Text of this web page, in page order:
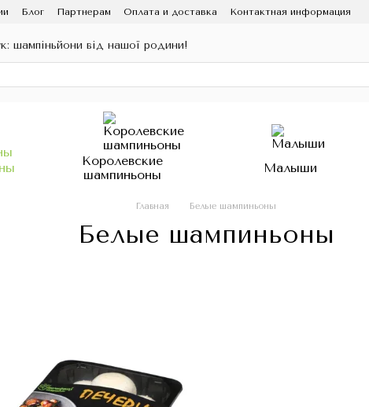
Блог Партнерам Оплата и доставка Контактная информация
шампіньйони від нашої родини!
Королевские
шампиньоны
Малыши
Главная Белые шампиньоны
Белые шампиньоны